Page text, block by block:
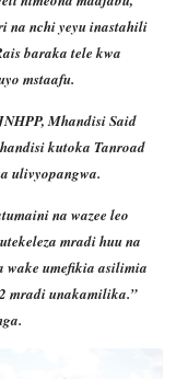
na nchi yeyu inastahili
baraka tele kwa
mstaafu.
Mhandisi Said
kutoka Tanroad
ulivyopangwa.
na wazee leo
mradi huu na
wake umefikia asilimia
mradi unakamilika.”